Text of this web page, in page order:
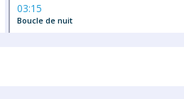
03:15
Boucle de nuit